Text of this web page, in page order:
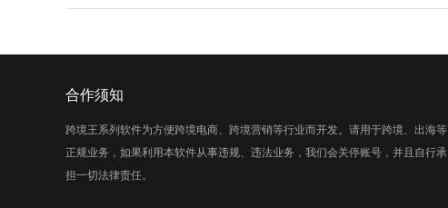
合作须知
跨境王系列软件为方便跨境电商、跨境营销等行业而开发。请用于跨境、出海等
正规业务，如果利用本软件从事违规、违法业务，我们会关停账号，并且自行承
担一切法律责任。